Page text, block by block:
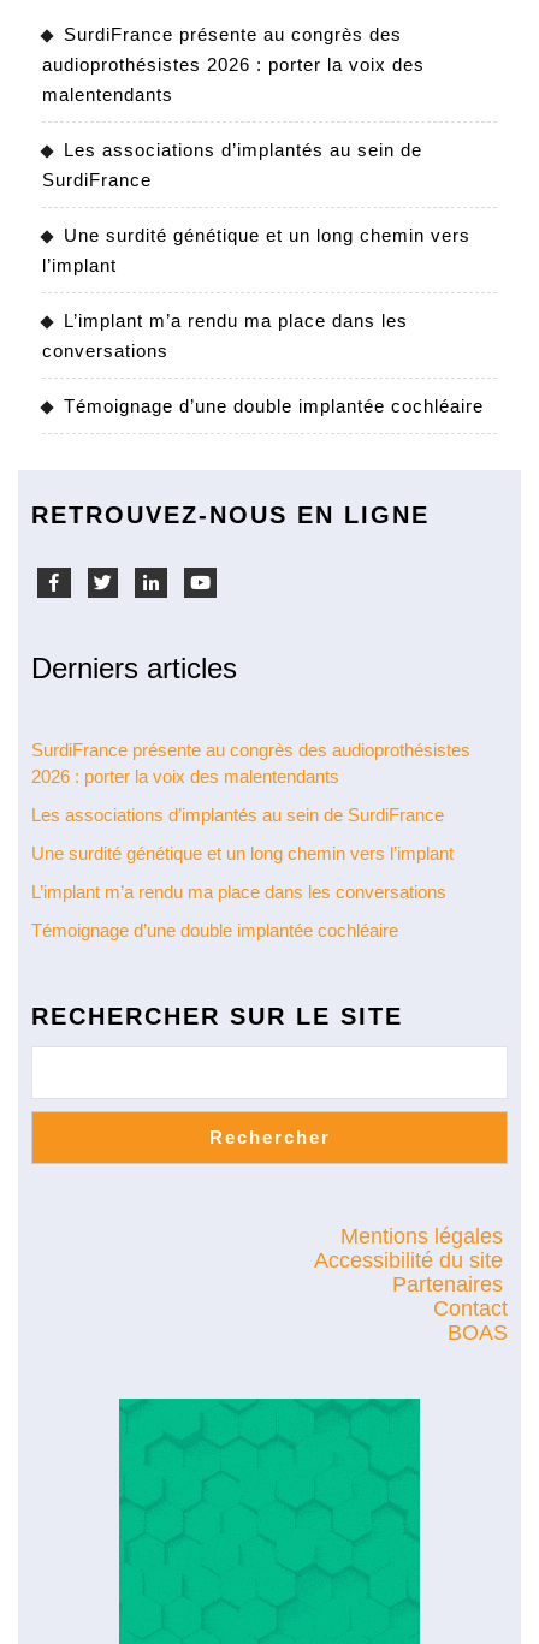
SurdiFrance présente au congrès des
audioprothésistes 2026 : porter la voix des
malentendants
Les associations d’implantés au sein de
SurdiFrance
Une surdité génétique et un long chemin vers
l’implant
L’implant m’a rendu ma place dans les
conversations
Témoignage d’une double implantée cochléaire
RETROUVEZ-NOUS EN LIGNE
Derniers articles
SurdiFrance présente au congrès des audioprothésistes
2026 : porter la voix des malentendants
Les associations d’implantés au sein de SurdiFrance
Une surdité génétique et un long chemin vers l’implant
L’implant m’a rendu ma place dans les conversations
Témoignage d’une double implantée cochléaire
RECHERCHER SUR LE SITE
Rechercher
Mentions légales
Accessibilité du site
Partenaires
Contact
BOAS